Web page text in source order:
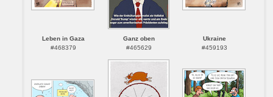
Leben in Gaza
#468379
Ganz oben
#465629
Ukraine
#459193